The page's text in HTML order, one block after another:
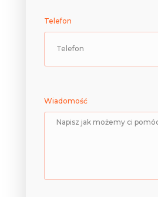
Telefon
Wiadomość